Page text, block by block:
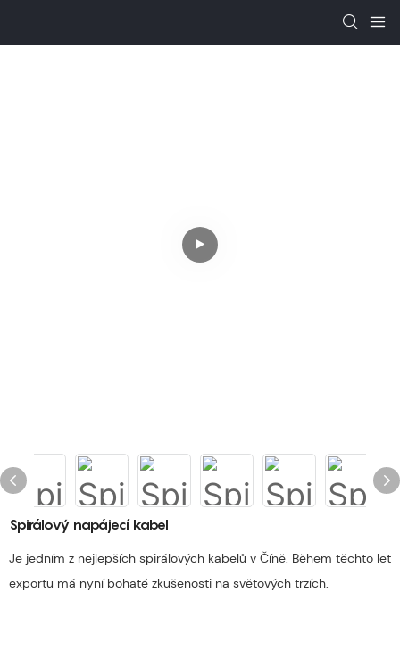
Spirálový napájecí kabel
Je jedním z nejlepších spirálových kabelů v Číně. Během těchto let
exportu má nyní bohaté zkušenosti na světových trzích.